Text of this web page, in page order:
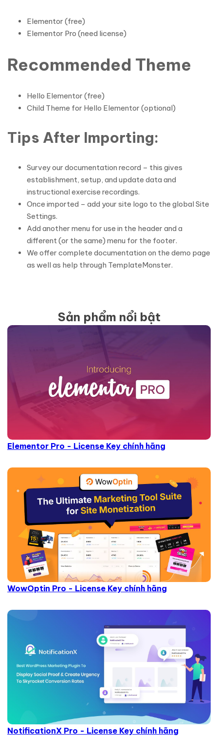
Elementor (free)
Elementor Pro (need license)
Recommended Theme
Hello Elementor (free)
Child Theme for Hello Elementor (optional)
Tips After Importing:
Survey our documentation record – this gives
establishment, setup, and update data and
instructional exercise recordings.
Once imported – add your site logo to the global Site
Settings.
Add another menu for use in the header and a
different (or the same) menu for the footer.
We offer complete documentation on the demo page
as well as help through TemplateMonster.
Sản phẩm nổi bật
Elementor Pro - License Key chính hãng
WowOptin Pro - License Key chính hãng
NotificationX Pro - License Key chính hãng